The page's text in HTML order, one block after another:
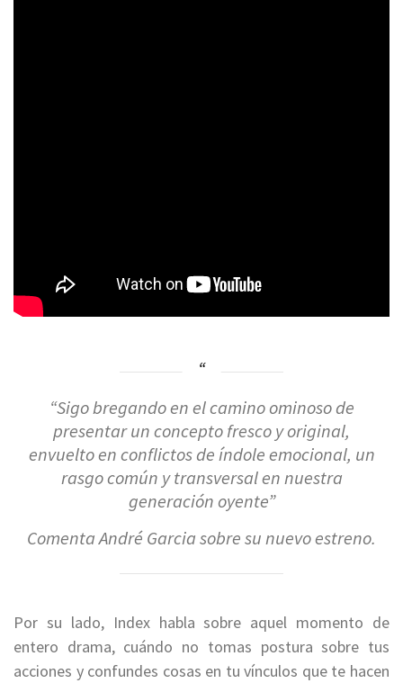
“Sigo bregando en el camino ominoso de
presentar un concepto fresco y original,
envuelto en conflictos de índole emocional, un
rasgo común y transversal en nuestra
generación oyente”
Comenta André Garcia sobre su nuevo estreno.
Por su lado, Index habla sobre aquel momento de
entero drama, cuándo no tomas postura sobre tus
acciones y confundes cosas en tu vínculos que te hacen